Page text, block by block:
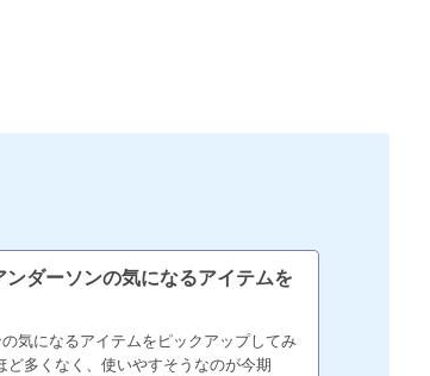
ダーソンの気になるアイテムを
気になるアイテムをピックアップしてみ
ど多くなく、使いやすそうなのが今期